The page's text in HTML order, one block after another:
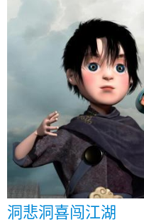
洞悲洞喜闯江湖